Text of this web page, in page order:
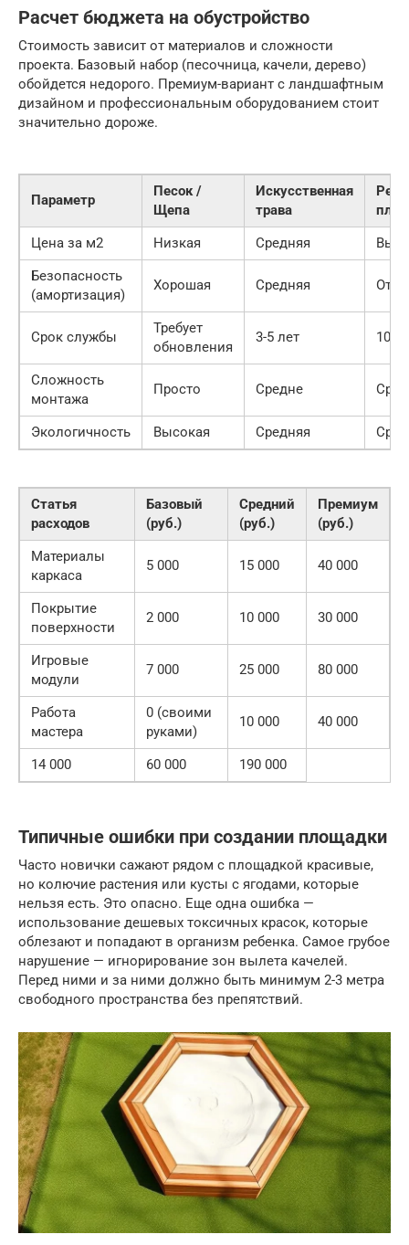
Расчет бюджета на обустройство
Стоимость зависит от материалов и сложности
проекта. Базовый набор (песочница, качели, дерево)
обойдется недорого. Премиум-вариант с ландшафтным
дизайном и профессиональным оборудованием стоит
значительно дороже.
Параметр
Песок /
Щепа
Искусственная
трава
Цена за м2
Низкая Средняя
Безопасность
(амортизация)
Хорошая Средняя
Срок службы
Требует
обновления
3-5 лет 10+
Сложность
монтажа
Просто Средне
Экологичность Высокая Средняя
Статья
расходов
Базовый
(руб.)
Средний
(руб.)
Премиум
(руб.)
Материалы
каркаса
5 000 15 000 40 000
Покрытие
поверхности
2 000 10 000 30 000
Игровые
модули
7 000 25 000 80 000
Работа
мастера
0 (своими
руками)
10 000 40 000
14 000 60 000 190 000
Типичные ошибки при создании площадки
Часто новички сажают рядом с площадкой красивые,
но колючие растения или кусты с ягодами, которые
нельзя есть. Это опасно. Еще одна ошибка —
использование дешевых токсичных красок, которые
облезают и попадают в организм ребенка. Самое грубое
нарушение — игнорирование зон вылета качелей.
Перед ними и за ними должно быть минимум 2-3 метра
свободного пространства без препятствий.